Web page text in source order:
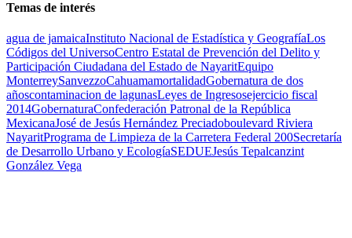
Temas de interés
agua de jamaicaInstituto Nacional de Estadística y GeografíaLos
Códigos del UniversoCentro Estatal de Prevención del Delito y
Participación Ciudadana del Estado de NayaritEquipo
MonterreySanvezzoCahuamamortalidadGobernatura de dos
añoscontaminacion de lagunasLeyes de Ingresosejercicio fiscal
2014GobernaturaConfederación Patronal de la República
MexicanaJosé de Jesús Hernández Preciadoboulevard Riviera
NayaritPrograma de Limpieza de la Carretera Federal 200Secretaría
de Desarrollo Urbano y EcologíaSEDUEJesús Tepalcanzint
González Vega